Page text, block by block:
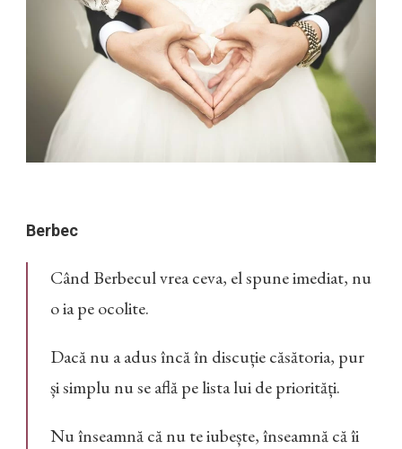
Berbec
Când Berbecul vrea ceva, el spune imediat, nu
o ia pe ocolite.
Dacă nu a adus încă în discuție căsătoria, pur
și simplu nu se află pe lista lui de priorități.
Nu înseamnă că nu te iubește, înseamnă că îi